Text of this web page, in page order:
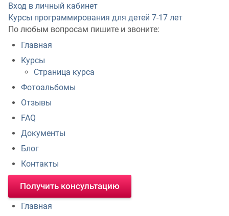
Вход в личный кабинет
Курсы программирования для детей 7-17 лет
По любым вопросам пишите и звоните:
Главная
Курсы
Страница курса
Фотоальбомы
Отзывы
FAQ
Документы
Блог
Контакты
Получить консультацию
Главная